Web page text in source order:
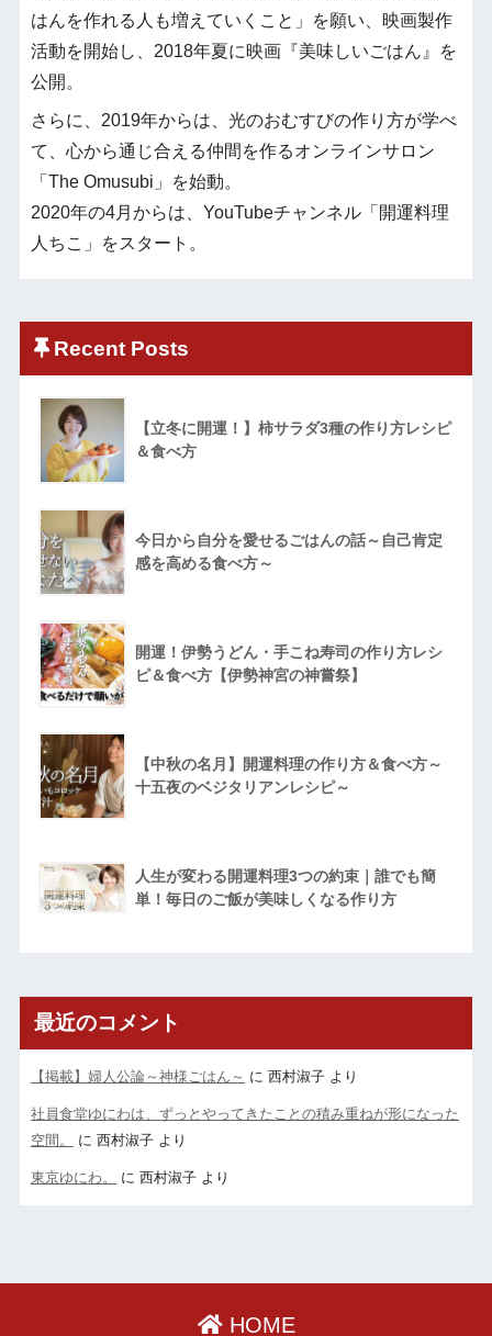
はんを作れる人も増えていくこと」を願い、映画製作
活動を開始し、2018年夏に映画『美味しいごはん』を
公開。
さらに、2019年からは、光のおむすびの作り方が学べ
て、心から通じ合える仲間を作るオンラインサロン
「The Omusubi」を始動。
2020年の4月からは、YouTubeチャンネル「開運料理
人ちこ」をスタート。
Recent Posts
【立冬に開運！】柿サラダ3種の作り方レシピ
＆食べ方
今日から自分を愛せるごはんの話～自己肯定
感を高める食べ方～
開運！伊勢うどん・手こね寿司の作り方レシ
ピ＆食べ方【伊勢神宮の神嘗祭】
【中秋の名月】開運料理の作り方＆食べ方～
十五夜のベジタリアンレシピ～
人生が変わる開運料理3つの約束｜誰でも簡
単！毎日のご飯が美味しくなる作り方
最近のコメント
【掲載】婦人公論～神様ごはん～ に 西村淑子より
社員食堂ゆにわは、ずっとやってきたことの積み重ねが形になった
空間。
に 西村淑子より
東京ゆにわ。 に 西村淑子より
HOME